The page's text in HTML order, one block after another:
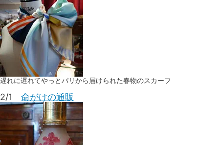
遅れに遅れてやっとパリから届けられた春物のスカーフ
2/1 命がけの通販